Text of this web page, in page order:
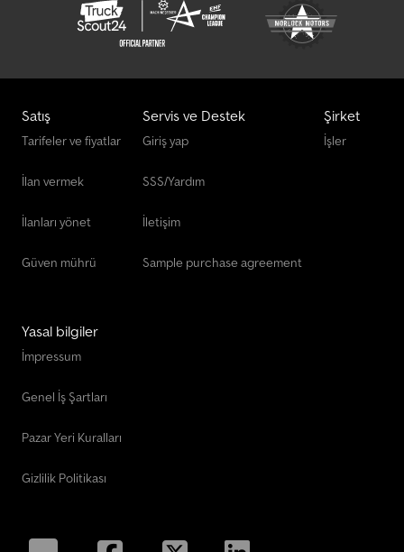
Satış
Tarifeler ve fiyatlar
İlan vermek
İlanları yönet
Güven mührü
Servis ve Destek
Giriş yap
SSS/Yardım
İletişim
Sample purchase agreement
Şirket
İşler
Yasal bilgiler
İmpressum
Genel İş Şartları
Pazar Yeri Kuralları
Gizlilik Politikası